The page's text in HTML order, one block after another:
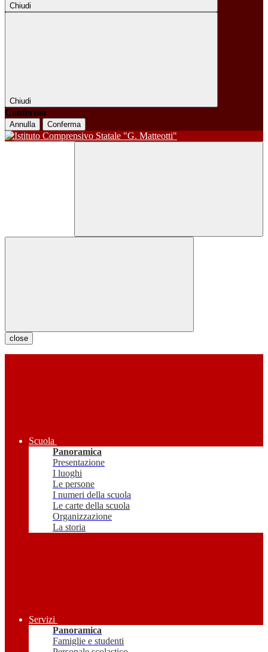
Chiudi
Chiudi
Conferma
Annulla Conferma
close
Scuola
Panoramica
Presentazione
I luoghi
Le persone
I numeri della scuola
Le carte della scuola
Organizzazione
La storia
Servizi
Panoramica
Famiglie e studenti